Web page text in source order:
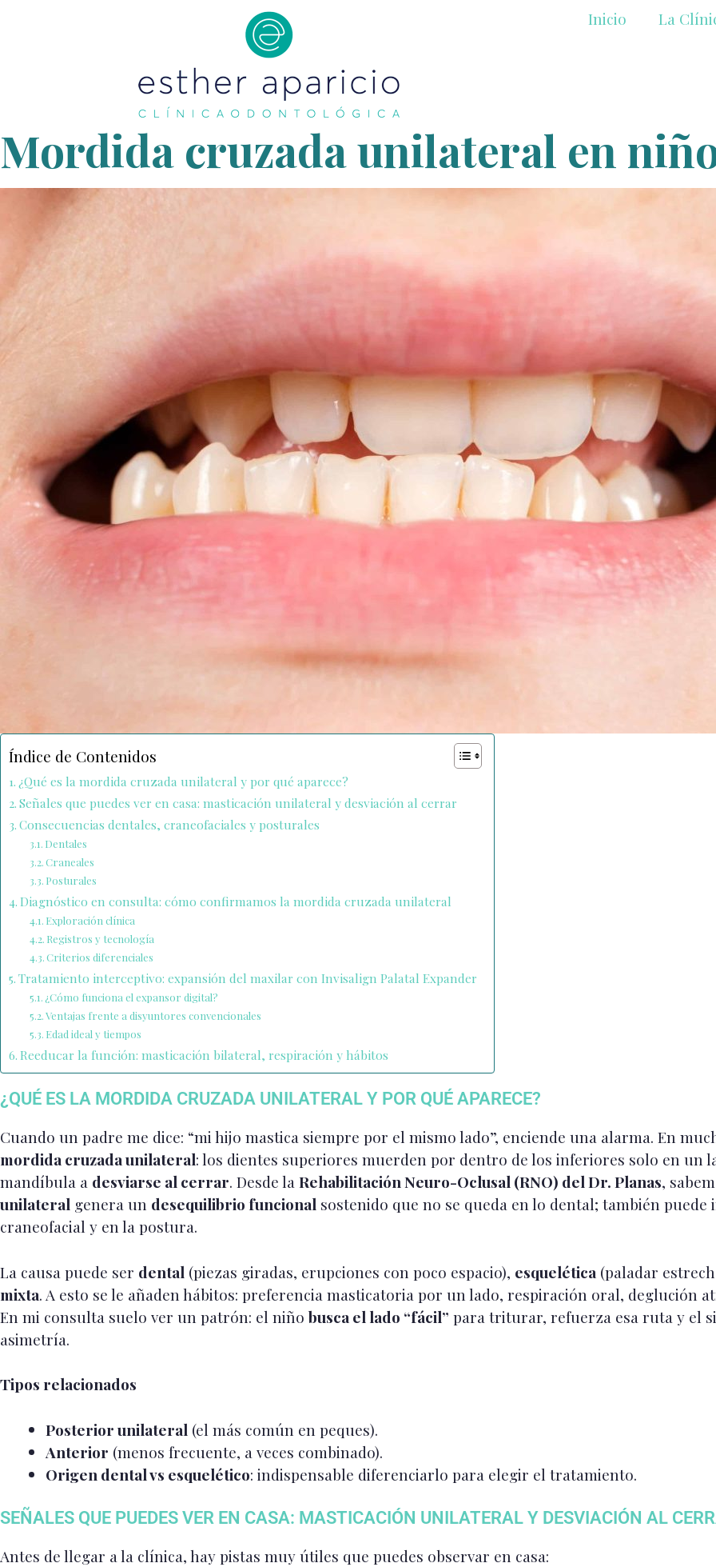
Inicio La
Mordida cruzada unilateral en
Índice de Contenidos
¿Qué es la mordida cruzada unilateral y por qué aparece?
Señales que puedes ver en casa: masticación unilateral y desviación al cerrar
Consecuencias dentales, craneofaciales y posturales
Dentales
Craneales
Posturales
Diagnóstico en consulta: cómo confirmamos la mordida cruzada unilateral
Exploración clínica
Registros y tecnología
Criterios diferenciales
Tratamiento interceptivo: expansión del maxilar con Invisalign Palatal Expander
¿Cómo funciona el expansor digital?
Ventajas frente a disyuntores convencionales
Edad ideal y tiempos
Reeducar la función: masticación bilateral, respiración y hábitos
¿QUÉ ES LA MORDIDA CRUZADA UNILATERAL Y POR QUÉ APARECE?
Cuando un padre me dice: “mi hijo mastica siempre por el mismo lado”, enciende una alarma. En
mordida cruzada unilateral: los dientes superiores muerden por dentro de los inferiores solo en un
mandíbula a desviarse al cerrar. Desde la Rehabilitación Neuro-Oclusal (RNO) del Dr. Planas,
unilateral genera un desequilibrio funcional sostenido que no se queda en lo dental; también
craneofacial y en la postura.
La causa puede ser dental (piezas giradas, erupciones con poco espacio), esquelética (paladar
mixta. A esto se le añaden hábitos: preferencia masticatoria por un lado, respiración oral, deglución
En mi consulta suelo ver un patrón: el niño busca el lado “fácil” para triturar, refuerza esa ruta y el
asimetría.
Tipos relacionados
Posterior unilateral (el más común en peques).
Anterior (menos frecuente, a veces combinado).
Origen dental vs esquelético: indispensable diferenciarlo para elegir el tratamiento.
SEÑALES QUE PUEDES VER EN CASA: MASTICACIÓN UNILATERAL Y DESVIACIÓN AL
Antes de llegar a la clínica, hay pistas muy útiles que puedes observar en casa: